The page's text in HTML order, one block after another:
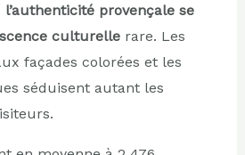
l’authenticité provençale se
culturellerare. Les
façades colorées et les
séduisent autant les